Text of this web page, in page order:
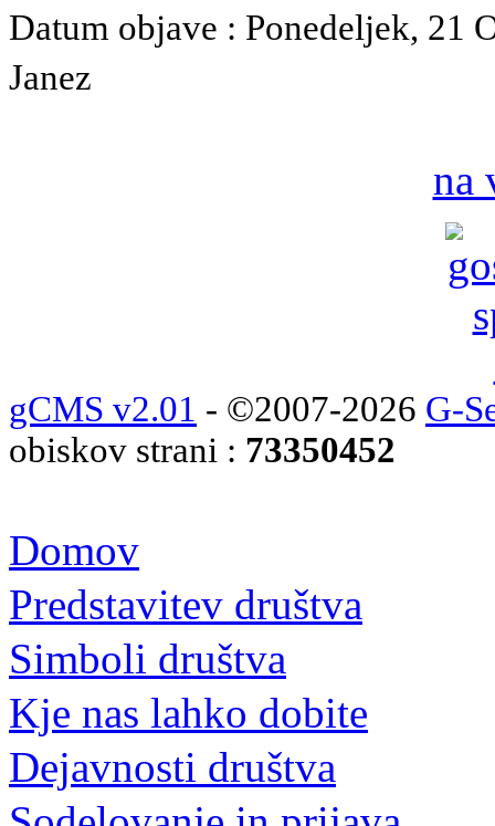
Datum objave : Ponedeljek, 21
Janez
na
gCMS v2.01 - ©2007-2026 G-
obiskov strani : 73350452
Domov
Predstavitev društva
Simboli društva
Kje nas lahko dobite
Dejavnosti društva